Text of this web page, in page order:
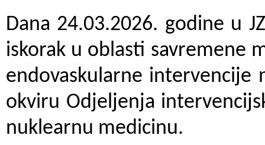
Dana 24.03.2026. godine u
iskorak u oblasti savremene
endovaskularne
okviru Odjeljenja
nuklearnu medicinu.